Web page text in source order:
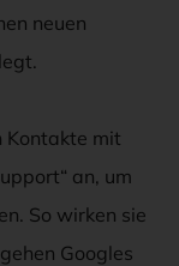
neuen
Kontakte mit
an, um
So wirken sie
Googles